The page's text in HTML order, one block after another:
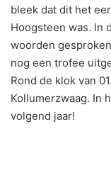
bleek dat dit het
Hoogsteen was. In
woorden
nog een trofee
Rond de klok van
Kollumerzwaag. In
volgend jaar!